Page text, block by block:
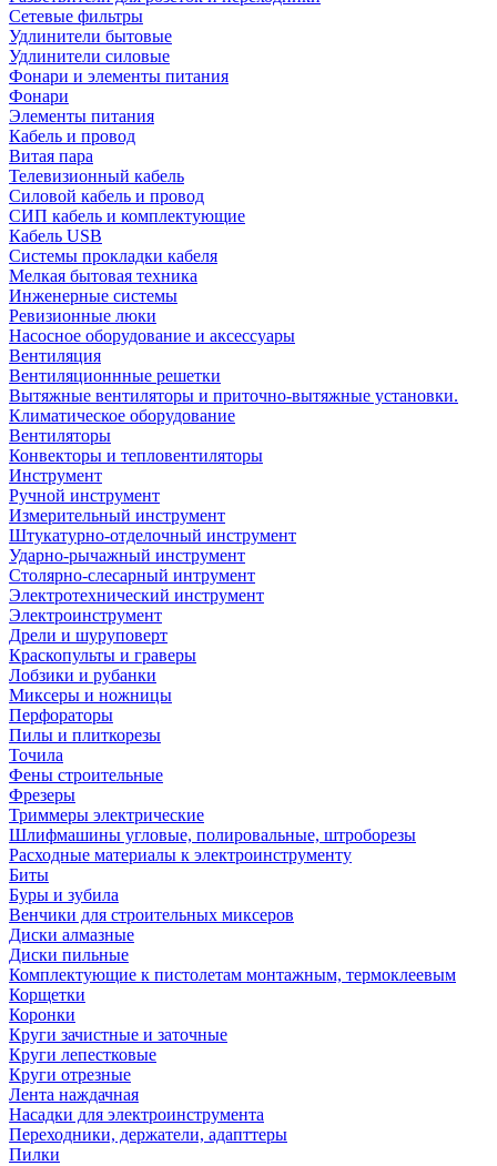
Сетевые фильтры
Удлинители бытовые
Удлинители силовые
Фонари и элементы питания
Фонари
Элементы питания
Кабель и провод
Витая пара
Телевизионный кабель
Силовой кабель и провод
СИП кабель и комплектующие
Кабель USB
Системы прокладки кабеля
Мелкая бытовая техника
Инженерные системы
Ревизионные люки
Насосное оборудование и аксессуары
Вентиляция
Вентиляционнные решетки
Вытяжные вентиляторы и приточно-вытяжные установки.
Климатическое оборудование
Вентиляторы
Конвекторы и тепловентиляторы
Инструмент
Ручной инструмент
Измерительный инструмент
Штукатурно-отделочный инструмент
Ударно-рычажный инструмент
Столярно-слесарный интрумент
Электротехнический инструмент
Электроинструмент
Дрели и шуруповерт
Краскопульты и граверы
Лобзики и рубанки
Миксеры и ножницы
Перфораторы
Пилы и плиткорезы
Точила
Фены строительные
Фрезеры
Триммеры электрические
Шлифмашины угловые, полировальные, штроборезы
Расходные материалы к электроинструменту
Биты
Буры и зубила
Венчики для строительных миксеров
Диски алмазные
Диски пильные
Комплектующие к пистолетам монтажным, термоклеевым
Корщетки
Коронки
Круги зачистные и заточные
Круги лепестковые
Круги отрезные
Лента наждачная
Насадки для электроинструмента
Переходники, держатели, адапттеры
Пилки